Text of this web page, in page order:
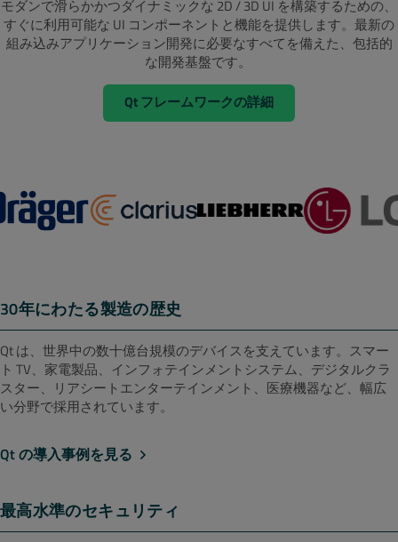
モダンで滑らかかつダイナミックな 2D / 3D UI を構築するための、
すぐに利用可能な UI コンポーネントと機能を提供します。最新の
組み込みアプリケーション開発に必要なすべてを備えた、包括的
な開発基盤です。
Qt フレームワークの詳細
30年にわたる製造の歴史
Qt は、世界中の数十億台規模のデバイスを支えています。スマー
ト TV、家電製品、インフォテインメントシステム、デジタルクラ
スター、リアシートエンターテインメント、医療機器など、幅広
い分野で採用されています。
Qt の導入事例を見る
最高水準のセキュリティ